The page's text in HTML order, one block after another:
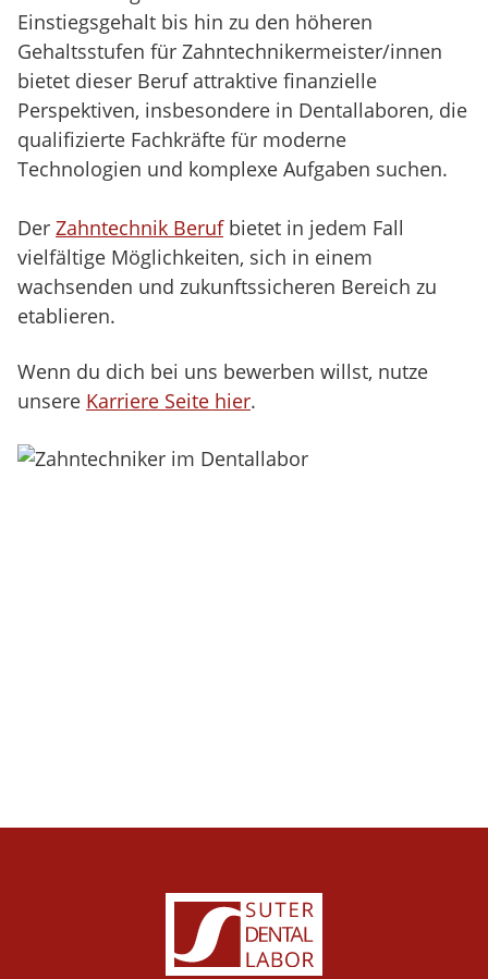
Einstiegsgehalt bis hin zu den höheren
Gehaltsstufen für Zahntechnikermeister/innen
bietet dieser Beruf attraktive finanzielle
Perspektiven, insbesondere in Dentallaboren, die
qualifizierte Fachkräfte für moderne
Technologien und komplexe Aufgaben suchen.
Der Zahntechnik Berufbietet in jedem Fall
vielfältige Möglichkeiten, sich in einem
wachsenden und zukunftssicheren Bereich zu
etablieren.
Wenn du dich bei uns bewerben willst, nutze
unsere Karriere Seite hier.